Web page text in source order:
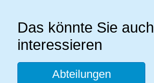
Das könnte Sie auch
interessieren
Abteilungen